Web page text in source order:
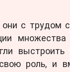
с трудом
выстроить
роль, и